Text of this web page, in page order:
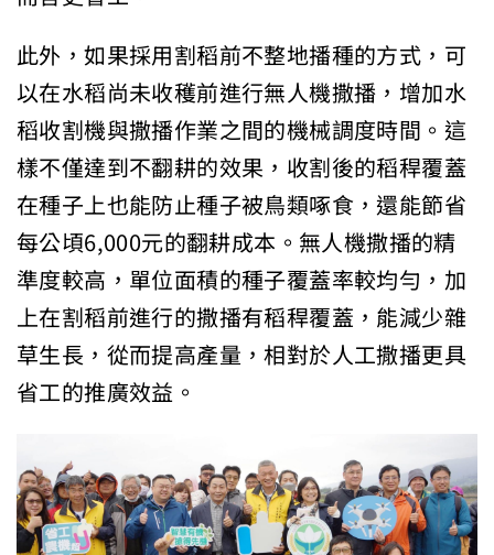
此外，如果採用割稻前不整地播種的方式，可
以在水稻尚未收穫前進行無人機撒播，增加水
稻收割機與撒播作業之間的機械調度時間。這
樣不僅達到不翻耕的效果，收割後的稻稈覆蓋
在種子上也能防止種子被鳥類啄食，還能節省
每公頃6,000元的翻耕成本。無人機撒播的精
準度較高，單位面積的種子覆蓋率較均勻，加
上在割稻前進行的撒播有稻稈覆蓋，能減少雜
草生長，從而提高產量，相對於人工撒播更具
省工的推廣效益。